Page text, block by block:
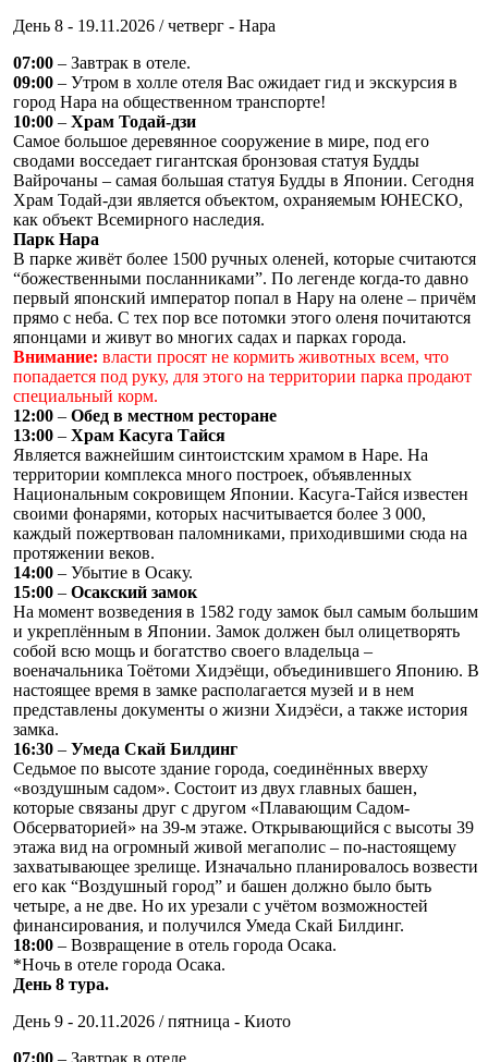
День 8 - 19.11.2026 / четверг - Нара
07:00 – Завтрак в отеле.
09:00 – Утром в холле отеля Вас ожидает гид и экскурсия в
город Нара на общественном транспорте!
10:00 – Храм Тодай-дзи
Самое большое деревянное сооружение в мире, под его
сводами восседает гигантская бронзовая статуя Будды
Вайрочаны – самая большая статуя Будды в Японии. Сегодня
Храм Тодай-дзи является объектом, охраняемым ЮНЕСКО,
как объект Всемирного наследия.
Парк Нара
В парке живёт более 1500 ручных оленей, которые считаются
“божественными посланниками”. По легенде когда-то давно
первый японский император попал в Нару на олене – причём
прямо с неба. С тех пор все потомки этого оленя почитаются
японцами и живут во многих садах и парках города.
Внимание: власти просят не кормить животных всем, что
попадается под руку, для этого на территории парка продают
специальный корм.
12:00 – Обед в местном ресторане
13:00 – Храм Касуга Тайся
Является важнейшим синтоистским храмом в Наре. На
территории комплекса много построек, объявленных
Национальным сокровищем Японии. Касуга-Тайся известен
своими фонарями, которых насчитывается более 3 000,
каждый пожертвован паломниками, приходившими сюда на
протяжении веков.
14:00 – Убытие в Осаку.
15:00 – Осакский замок
На момент возведения в 1582 году замок был самым большим
и укреплённым в Японии. Замок должен был олицетворять
собой всю мощь и богатство своего владельца –
военачальника Тоётоми Хидэёщи, объединившего Японию. В
настоящее время в замке располагается музей и в нем
представлены документы о жизни Хидэёси, а также история
замка.
16:30 – Умеда Скай Билдинг
Седьмое по высоте здание города, соединённых вверху
«воздушным садом». Состоит из двух главных башен,
которые связаны друг с другом «Плавающим Садом-
Обсерваторией» на 39-м этаже. Открывающийся с высоты 39
этажа вид на огромный живой мегаполис – по-настоящему
захватывающее зрелище. Изначально планировалось возвести
его как “Воздушный город” и башен должно было быть
четыре, а не две. Но их урезали с учётом возможностей
финансирования, и получился Умеда Скай Билдинг.
18:00 – Возвращение в отель города Осака.
*Ночь в отеле города Осака.
День 8 тура.
День 9 - 20.11.2026 / пятница - Киото